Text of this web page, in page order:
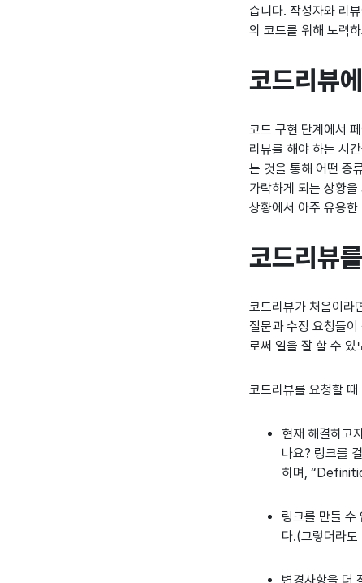
습니다. 작성자와 리
의 코드를 위해 노력
코드리뷰
코드 구현 단계에서
리뷰를 해야 하는 시
는 것을 통해 어떤 종
가락하게 되는 상황
상황에서 아주 유용
코드리뷰
코드리뷰가 처음이라
질문과 수정 요청들
로써 일을 잘 할 수 있
코드리뷰를 요청할
현재 해결하고
나요? 링크를
하며,
링크를 만들 수
다.(그렇더라도